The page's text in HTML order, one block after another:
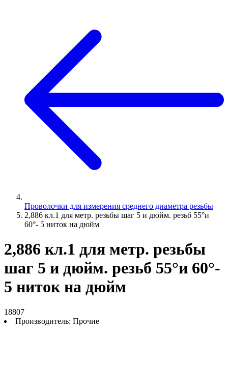
Проволочки для измерения среднего диаметра резьбы
2,886 кл.1 для метр. резьбы шаг 5 и дюйм. резьб 55°и
60°- 5 ниток на дюйм
2,886 кл.1 для метр. резьбы
шаг 5 и дюйм. резьб 55°и 60°-
5 ниток на дюйм
18807
Производитель: Прочие